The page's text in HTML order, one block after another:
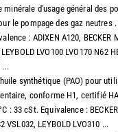
minérale d'usage général des
le pompage des gaz neutres
: ADIXEN A120, BECKER
LVO100 LVO170 N62
...
synthétique (PAO) pour
conforme H1, certifié
: 33 cSt. Equivalence :
VSL032, LEYBOLD LVO310 ...